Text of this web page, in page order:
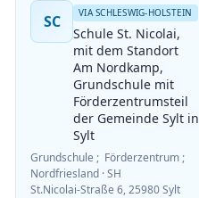
SC VIA SCHLESWIG-HOLSTEIN
Schule St. Nicolai,
mit dem Standort
Am Nordkamp,
Grundschule mit
Förderzentrumsteil
der Gemeinde Sylt in
Sylt
Grundschule ; Förderzentrum ;
Nordfriesland · SH
St.Nicolai-Straße 6, 25980 Sylt